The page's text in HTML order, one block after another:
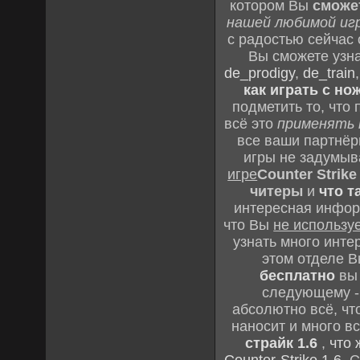
котором Вы
нашей любимой
с радостью
Вы сможете
de_prodigy,de_train
как играть с
подметить то, что
всё это применять
все ваши
игры не
игреCounter Strike
читеры ичто
интересная
что Вы не
узнать много
этом отделе
бесплатно вы
следующему
абсолютно всё,
наносит и много
страйк 1.6, что